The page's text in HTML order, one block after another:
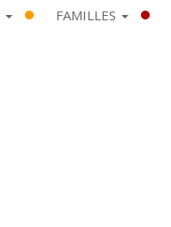
FAMILLES